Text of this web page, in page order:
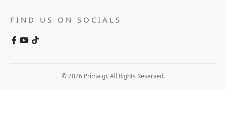
FIND US ON SOCIALS
© 2026 Prima.gr. All Rights Reserved.